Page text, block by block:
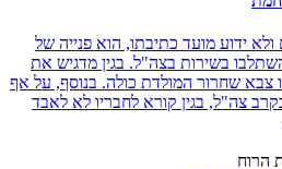
ידוע מועד כתיבתו, הוא פנייה של
בשירות בצה"ל. בגין מדגיש את
צבא שחרור המולדת כולה. בנוסף, על אף
צה"ל, בגין קורא לחבריו לא לאבד
הרוח